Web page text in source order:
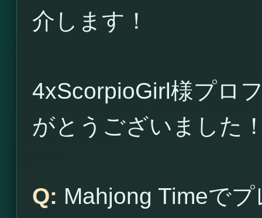
介します！
4xScorpioGirl様プロ
がとうございました
Q: Mahjong Timeで